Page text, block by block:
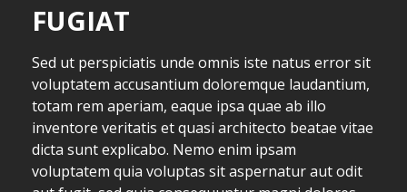
FUGIAT
Sed ut perspiciatis unde omnis iste natus error sit
voluptatem accusantium doloremque laudantium,
totam rem aperiam, eaque ipsa quae ab illo
inventore veritatis et quasi architecto beatae vitae
dicta sunt explicabo. Nemo enim ipsam
voluptatem quia voluptas sit aspernatur aut odit